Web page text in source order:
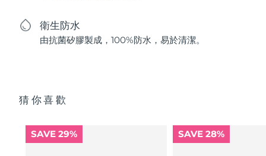
衛生防水
由抗菌矽膠製成，100%防水，易於清潔。
猜你喜歡
SAVE 29% SAVE 28%